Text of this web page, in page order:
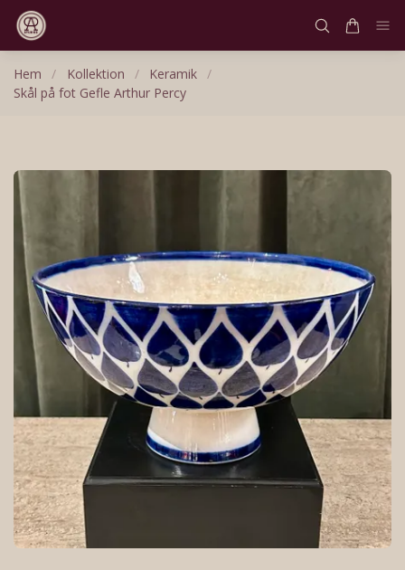
Hem / Kollektion / Keramik /
Skål på fot Gefle Arthur Percy